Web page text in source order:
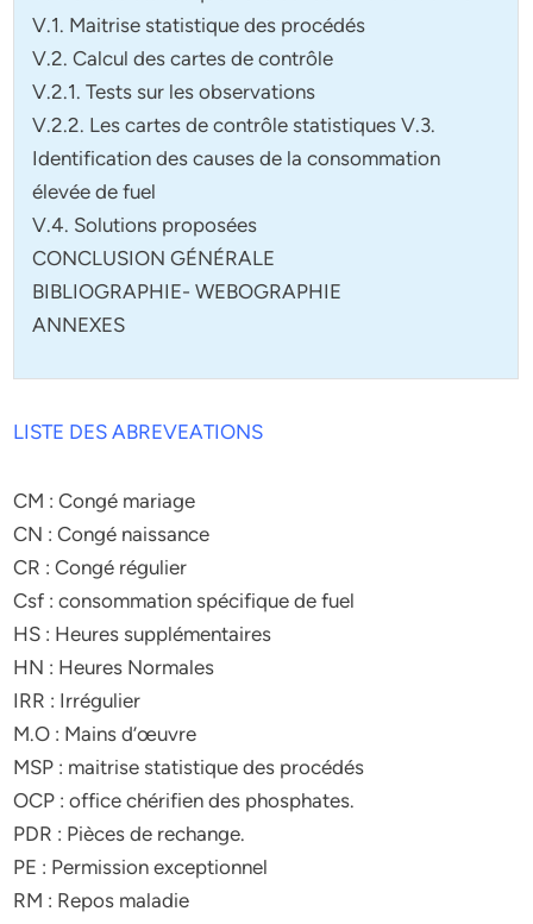
V.1. Maitrise statistique des procédés
V.2. Calcul des cartes de contrôle
V.2.1. Tests sur les observations
V.2.2. Les cartes de contrôle statistiques V.3.
Identification des causes de la consommation
élevée de fuel
V.4. Solutions proposées
CONCLUSION GÉNÉRALE
BIBLIOGRAPHIE- WEBOGRAPHIE
ANNEXES
LISTE DES ABREVEATIONS
CM : Congé mariage
CN : Congé naissance
CR : Congé régulier
Csf : consommation spécifique de fuel
HS : Heures supplémentaires
HN : Heures Normales
IRR : Irrégulier
M.O : Mains d’œuvre
MSP : maitrise statistique des procédés
OCP : office chérifien des phosphates.
PDR : Pièces de rechange.
PE : Permission exceptionnel
RM : Repos maladie